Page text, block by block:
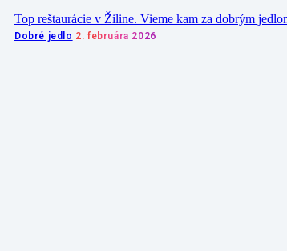
Top reštaurácie v Žiline. Vieme kam za dobrým
Dobré jedlo 2. februára 2026